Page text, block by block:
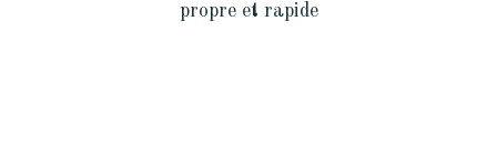
propre et rapide